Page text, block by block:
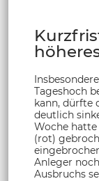
Tageshoch
kann, dürfte
deutlich
Woche
(rot)
Anleger
Ausbruchs